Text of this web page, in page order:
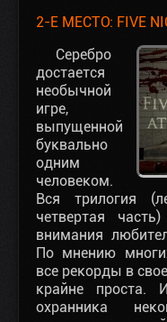
2-Е МЕСТО: FIVE
Серебро
достается
необычной
игре,
выпущенной
буквально
одним
человеком.
Вся трилогия
четвертая
внимания
По мнению
все рекорды в
крайне проста.
охранника